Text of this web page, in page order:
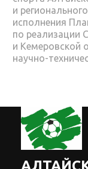
и
исполнения
по реализации
и Кемеровской
научно-